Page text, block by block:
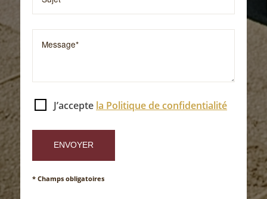
J’accepte la Politique de confidentialité
* Champs obligatoires